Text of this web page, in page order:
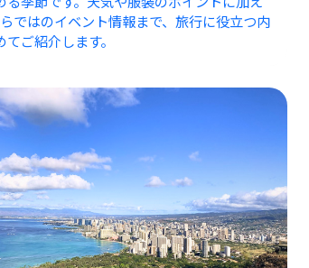
ではのイベント情報まで、旅行に役立つ内
ご紹介します。